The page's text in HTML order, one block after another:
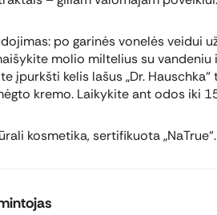
po garinės vonelės veidui
molio miltelius su
įpurkšti kelis lašus „Dr.
kremo. Laikykite ant odos iki
kosmetika, sertifikuota „NaTrue“.